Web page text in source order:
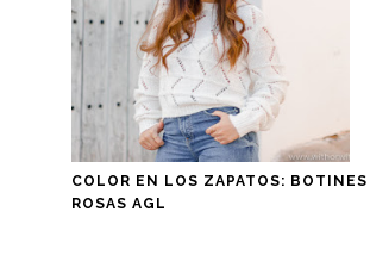
COLOR EN LOS ZAPATOS: BOTINES
ROSAS AGL